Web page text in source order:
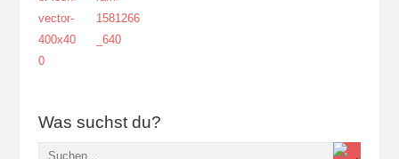
Was suchst du?